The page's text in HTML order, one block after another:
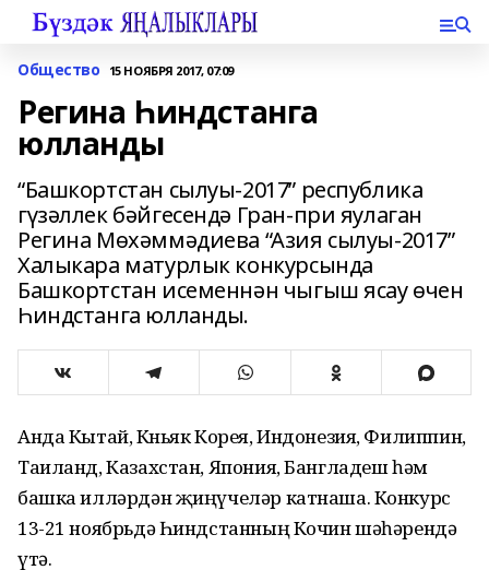
Общество 15 НОЯБРЯ 2017, 07:09
Регина Һиндстанга
юлланды
“Башкортстан сылуы-2017” республика
гүзәллек бәйгесендә Гран-при яулаган
Регина Мөхәммәдиева “Азия сылуы-2017”
Халыкара матурлык конкурсында
Башкортстан исеменнән чыгыш ясау өчен
Һиндстанга юлланды.
Анда Кытай, Көньяк Корея, Индонезия, Филиппин,
Таиланд, Казахстан, Япония, Бангладеш һәм
башка илләрдән җиңүчеләр катнаша. Конкурс
13-21 ноябрьдә Һиндстанның Кочин шәһәрендә
үтә.